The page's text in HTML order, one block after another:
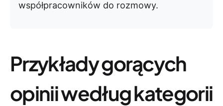
współpracowników do rozmowy.
Przykłady gorących
opinii według kategorii